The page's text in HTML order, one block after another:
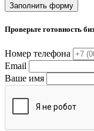
Заполнить форму
Проверьте готовность
Номер телефона
Email
Ваше имя